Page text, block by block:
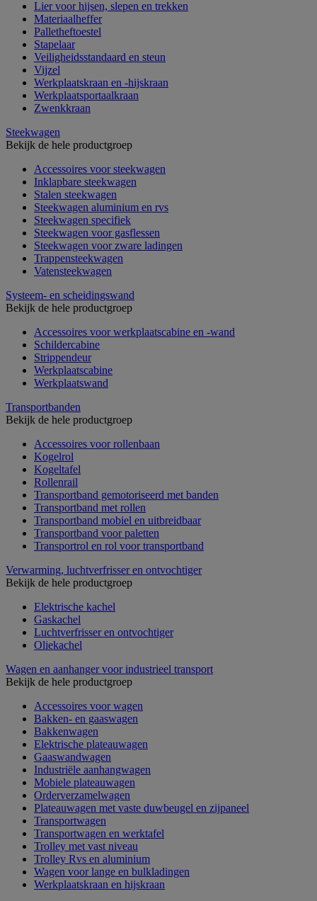
Lier voor hijsen, slepen en trekken
Materiaalheffer
Palletheftoestel
Stapelaar
Veiligheidsstandaard en steun
Vijzel
Werkplaatskraan en -hijskraan
Werkplaatsportaalkraan
Zwenkkraan
Steekwagen
Bekijk de hele productgroep
Accessoires voor steekwagen
Inklapbare steekwagen
Stalen steekwagen
Steekwagen aluminium en rvs
Steekwagen specifiek
Steekwagen voor gasflessen
Steekwagen voor zware ladingen
Trappensteekwagen
Vatensteekwagen
Systeem- en scheidingswand
Bekijk de hele productgroep
Accessoires voor werkplaatscabine en -wand
Schildercabine
Strippendeur
Werkplaatscabine
Werkplaatswand
Transportbanden
Bekijk de hele productgroep
Accessoires voor rollenbaan
Kogelrol
Kogeltafel
Rollenrail
Transportband gemotoriseerd met banden
Transportband met rollen
Transportband mobiel en uitbreidbaar
Transportband voor paletten
Transportrol en rol voor transportband
Verwarming, luchtverfrisser en ontvochtiger
Bekijk de hele productgroep
Elektrische kachel
Gaskachel
Luchtverfrisser en ontvochtiger
Oliekachel
Wagen en aanhanger voor industrieel transport
Bekijk de hele productgroep
Accessoires voor wagen
Bakken- en gaaswagen
Bakkenwagen
Elektrische plateauwagen
Gaaswandwagen
Industriële aanhangwagen
Mobiele plateauwagen
Orderverzamelwagen
Plateauwagen met vaste duwbeugel en zijpaneel
Transportwagen
Transportwagen en werktafel
Trolley met vast niveau
Trolley Rvs en aluminium
Wagen voor lange en bulkladingen
Werkplaatskraan en hijskraan